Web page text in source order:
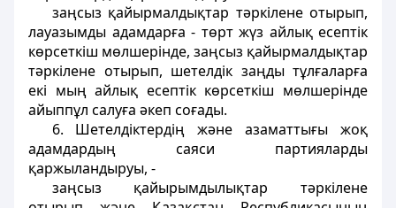
заңсыз қайырмалдықтар тәркілене отырып,
лауазымды адамдарға - төрт жүз айлық есептік
көрсеткiш мөлшерiнде, заңсыз қайырмалдықтар
тәркілене отырып, шетелдiк заңды тұлғаларға
екi мың айлық есептiк көрсеткіш мөлшерiнде
айыппұл салуға әкеп соғады.
6. Шетелдiктердің және азаматтығы жоқ
адамдардың саяси партияларды
қаржыландыруы, -
заңсыз қайырымдылықтар тәркілене